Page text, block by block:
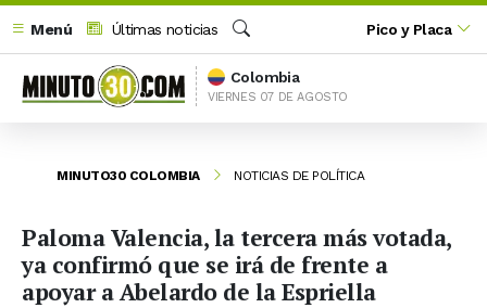
Menú
Últimas noticias
Buscar
Pico y Placa
Colombia
VIERNES 07 DE AGOSTO
MINUTO30 COLOMBIA NOTICIAS DE POLÍTICA
Paloma Valencia, la tercera más votada,
ya confirmó que se irá de frente a
apoyar a Abelardo de la Espriella